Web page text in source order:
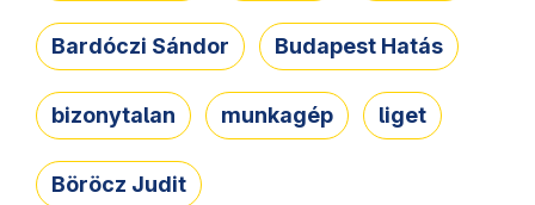
Bardóczi Sándor Budapest Hatás
bizonytalan munkagép liget
Böröcz Judit